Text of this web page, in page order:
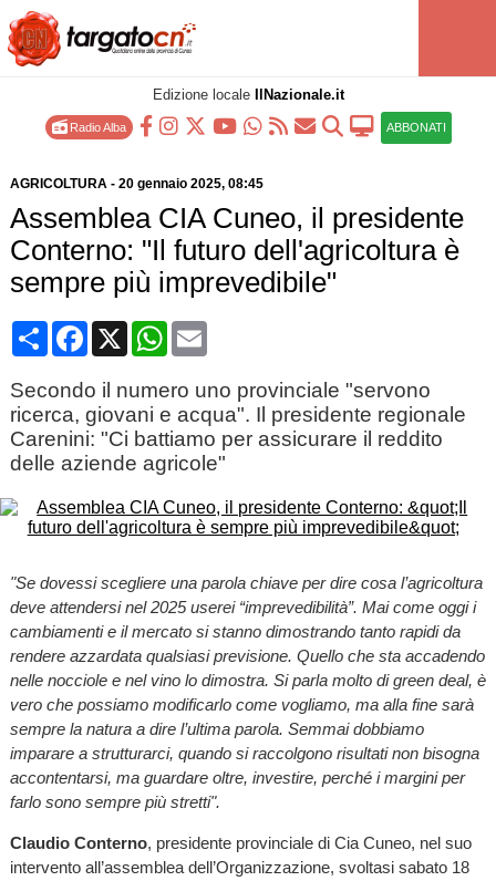
Edizione locale IlNazionale.it
Radio Alba ABBONATI
AGRICOLTURA- 20 gennaio 2025, 08:45
Assemblea CIA Cuneo, il presidente
Conterno: "Il futuro dell'agricoltura è
sempre più imprevedibile"
CondividiFacebook
X WhatsApp
Email
Secondo il numero uno provinciale "servono
ricerca, giovani e acqua". Il presidente regionale
Carenini: "Ci battiamo per assicurare il reddito
delle aziende agricole"
"Se dovessi scegliere una parola chiave per dire cosa l’agricoltura
deve attendersi nel 2025 userei “imprevedibilità”. Mai come oggi i
cambiamenti e il mercato si stanno dimostrando tanto rapidi da
rendere azzardata qualsiasi previsione. Quello che sta accadendo
nelle nocciole e nel vino lo dimostra. Si parla molto di green deal, è
vero che possiamo modificarlo come vogliamo, ma alla fine sarà
sempre la natura a dire l’ultima parola. Semmai dobbiamo
imparare a strutturarci, quando si raccolgono risultati non bisogna
accontentarsi, ma guardare oltre, investire, perché i margini per
farlo sono sempre più stretti".
Claudio Conterno, presidente provinciale di Cia Cuneo, nel suo
intervento all’assemblea dell’Organizzazione, svoltasi sabato 18